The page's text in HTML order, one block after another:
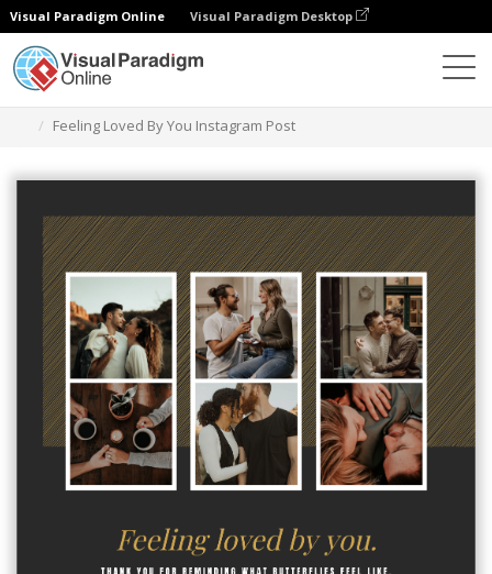
Visual Paradigm Online Visual Paradigm Desktop
Feeling Loved By You Instagram Post